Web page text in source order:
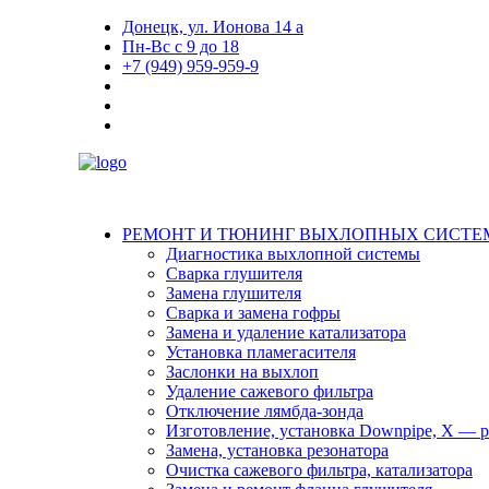
Донецк, ул. Ионова 14 а
Пн-Вс с 9 до 18
+7 (949) 959-959-9
РЕМОНТ И ТЮНИНГ ВЫХЛОПНЫХ
Диагностика выхлопной системы
Сварка глушителя
Замена глушителя
Сварка и замена гофры
Замена и удаление катализатора
Установка пламегасителя
Заслонки на выхлоп
Удаление сажевого фильтра
Отключение лямбда-зонда
Изготовление, установка Downpipe, X —
Замена, установка резонатора
Очистка сажевого фильтра, катализатора